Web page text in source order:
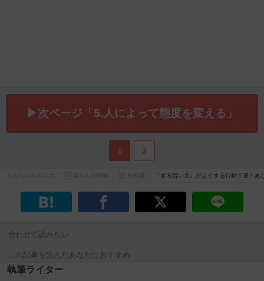
▶次ページ「5.人によって態度を変える」
1 2
『ずる賢い犬』がよくする行動５選！
合わせて読みたい
この記事を読んだあなたにおすすめ
執筆ライター